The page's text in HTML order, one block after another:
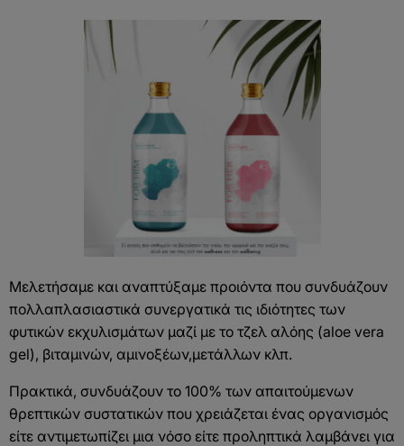
Μελετήσαμε και αναπτύξαμε προιόντα που συνδυάζουν
πολλαπλασιαστικά συνεργατικά τις ιδιότητες των
φυτικών εκχυλισμάτων μαζί με το τζελ αλόης (aloe vera
gel), βιταμινών, αμινοξέων,μετάλλων κλπ.
Πρακτικά, συνδυάζουν το 100% των απαιτούμενων
θρεπτικών συστατικών που χρειάζεται ένας οργανισμός
είτε αντιμετωπίζει μια νόσο είτε προληπτικά λαμβάνει για